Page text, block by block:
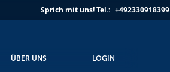
Sprich mit uns!Tel.: +492330918399
ÜBER UNS LOGIN